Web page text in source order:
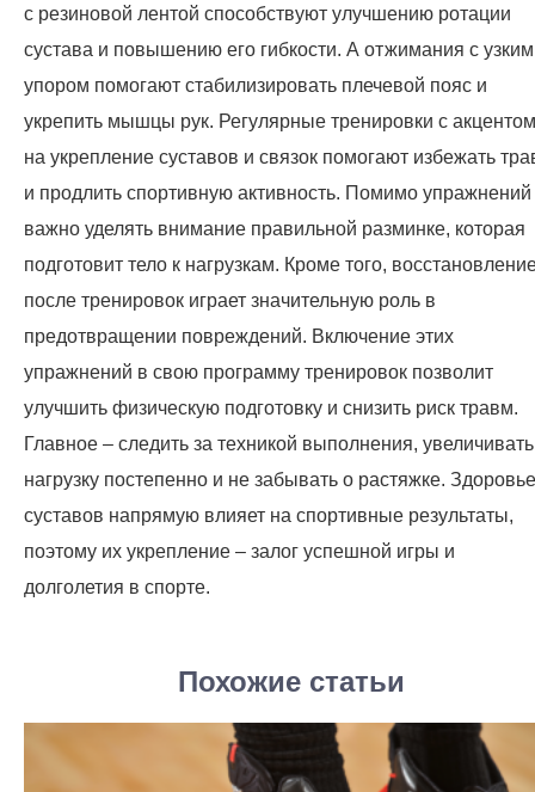
с резиновой лентой способствуют улучшению ротации
сустава и повышению его гибкости. А отжимания с узким
упором помогают стабилизировать плечевой пояс и
укрепить мышцы рук. Регулярные тренировки с акцентом
на укрепление суставов и связок помогают избежать
и продлить спортивную активность. Помимо упражнений
важно уделять внимание правильной разминке, которая
подготовит тело к нагрузкам. Кроме того,
после тренировок играет значительную роль в
предотвращении повреждений. Включение этих
упражнений в свою программу тренировок позволит
улучшить физическую подготовку и снизить риск травм.
Главное – следить за техникой выполнения, увеличивать
нагрузку постепенно и не забывать о растяжке. Здоровье
суставов напрямую влияет на спортивные результаты,
поэтому их укрепление – залог успешной игры и
долголетия в спорте.
Похожие статьи